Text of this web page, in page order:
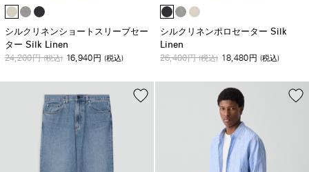
シルクリネンショートスリーブセー
ター Silk Linen
24,200円(税込) 16,940円 (税込)
シルクリネンポロセーター Silk
Linen
26,400円(税込) 18,480円 (税込)